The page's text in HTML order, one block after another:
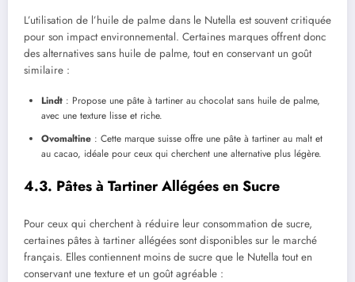
L’utilisation de l’huile de palme dans le Nutella est souvent critiquée
pour son impact environnemental. Certaines marques offrent donc
des alternatives sans huile de palme, tout en conservant un goût
similaire :
Lindt : Propose une pâte à tartiner au chocolat sans huile de palme,
avec une texture lisse et riche.
Ovomaltine : Cette marque suisse offre une pâte à tartiner au malt et
au cacao, idéale pour ceux qui cherchent une alternative plus légère.
4.3. Pâtes à Tartiner Allégées en Sucre
Pour ceux qui cherchent à réduire leur consommation de sucre,
certaines pâtes à tartiner allégées sont disponibles sur le marché
français. Elles contiennent moins de sucre que le Nutella tout en
conservant une texture et un goût agréable :